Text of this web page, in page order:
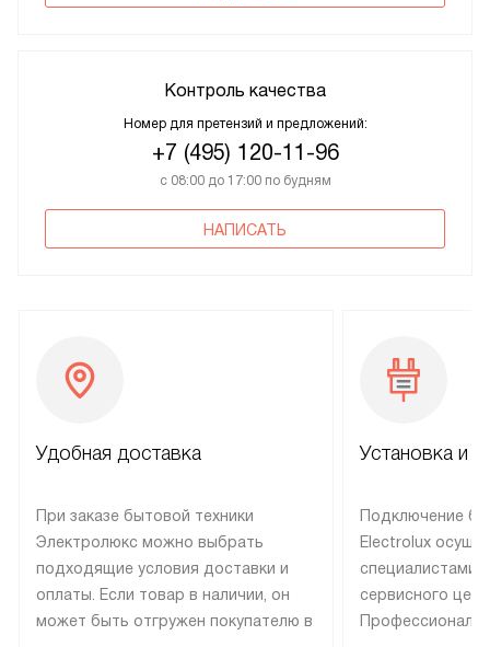
Контроль качества
Номер для претензий и предложений:
+7 (495) 120-11-96
с 08:00 до 17:00 по будням
НАПИСАТЬ
Удобная доставка
При заказе бытовой техники
Электролюкс можно выбрать
подходящие условия доставки и
оплаты. Если товар в наличии, он
может быть отгружен покупателю в
Установка и
Подключение
Electrolux
специалистами
сервисного